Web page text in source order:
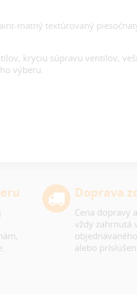
matný textúrovaný
kryciu súpravu ventilov,
výberu.
Doprava
Cena dopravy
vždy zahrnutá
alebo